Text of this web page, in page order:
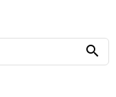
search